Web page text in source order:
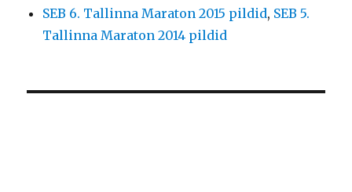
SEB 6. Tallinna Maraton 2015 pildid, SEB 5.
Tallinna Maraton 2014 pildid